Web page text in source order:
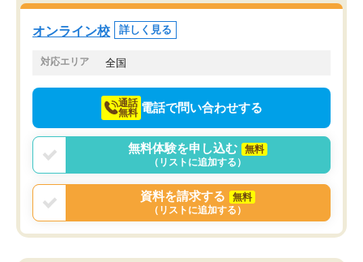
塾を受けています。狙い通り、少しず
つ成績も上がり、苦手意識も無くなっ
てきたので、さらに苦手な数学も追加
でお願いしました。来年の高校受験に
オンライン校 詳しく見る
対応エリア 全国
通話
無料 電話で問い合わせする
無料体験を申し込む
無料
（リストに追加する）
資料を請求する
無料
（リストに追加する）